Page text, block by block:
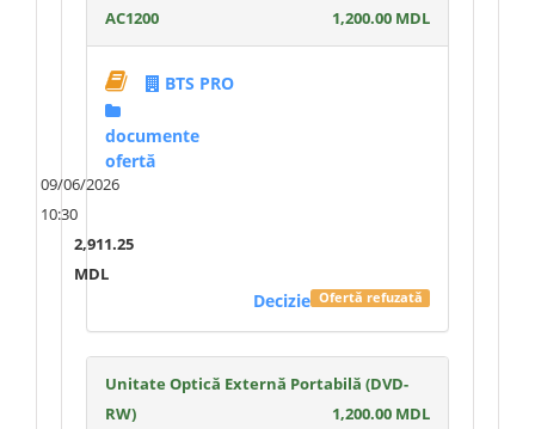
AC1200
1,200.00 MDL
BTS PRO
documente
ofertă
09/06/2026
10:30
2,911.25
MDL
Ofertă refuzată
Decizie
Unitate Optică Externă Portabilă (DVD-
RW)
1,200.00 MDL